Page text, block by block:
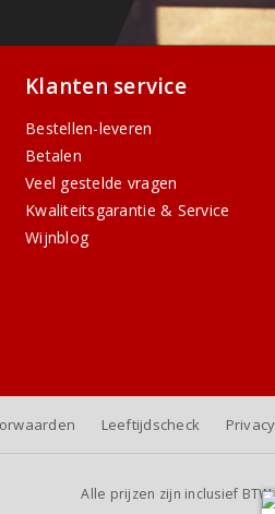
Klanten service
Bestellen-leveren
Betalen
Veel gestelde vragen
Kwaliteitsgarantie & Service
Wijnblog
Leeftijdscheck
Alle prijzen zijn inclusief